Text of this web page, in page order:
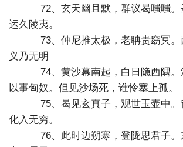
72、玄天幽且默，群议曷嗤嗤。
运久陵夷。
73、仲尼推太极，老聃贵窈冥。
义乃无明
74、黄沙幕南起，白日隐西隅。
以事匈奴。但见沙场死，谁怜塞上孤。
75、曷见玄真子，观世玉壶中。
化入无穷。
76、此时边朔寒，登陇思君子。